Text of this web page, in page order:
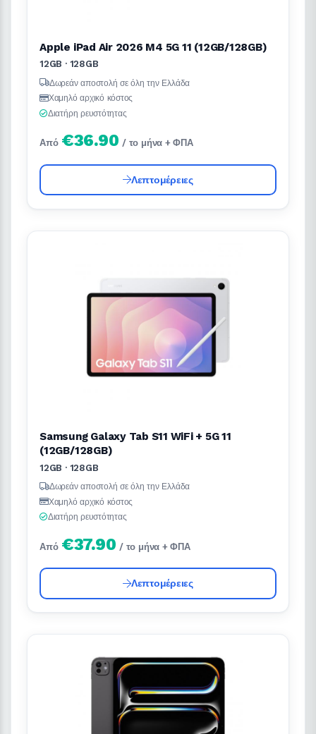
Apple iPad Air 2026 M4 5G 11 (12GB/128GB)
12GB · 128GB
Δωρεάν αποστολή σε όλη την Ελλάδα
Χαμηλό αρχικό κόστος
Διατήρη ρευστότητας
Από €36.90 / το μήνα + ΦΠΑ
Λεπτομέρειες
Samsung Galaxy Tab S11 WiFi + 5G 11
(12GB/128GB)
12GB · 128GB
Δωρεάν αποστολή σε όλη την Ελλάδα
Χαμηλό αρχικό κόστος
Διατήρη ρευστότητας
Από €37.90 / το μήνα + ΦΠΑ
Λεπτομέρειες